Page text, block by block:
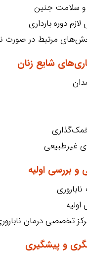
و سلامت جنین
دوره بارداری
مرتبط در صورت
غیرطبیعی
تخصصی درمان